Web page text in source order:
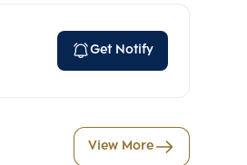
Get Notify
View More